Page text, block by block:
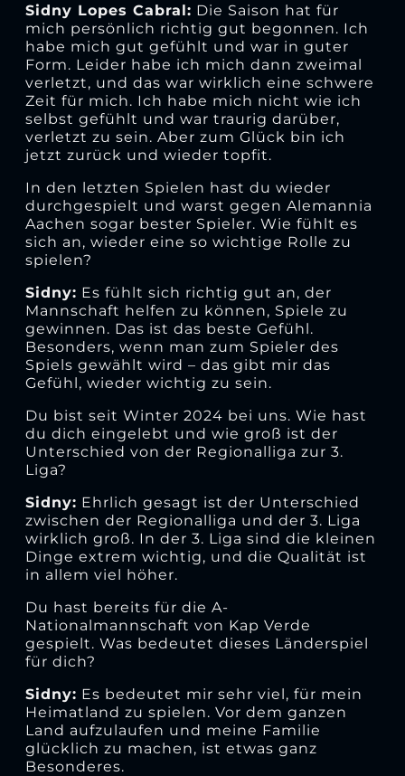
Sidny Lopes Cabral: Die Saison hat für
mich persönlich richtig gut begonnen. Ich
habe mich gut gefühlt und war in guter
Form. Leider habe ich mich dann zweimal
verletzt, und das war wirklich eine schwere
Zeit für mich. Ich habe mich nicht wie ich
selbst gefühlt und war traurig darüber,
verletzt zu sein. Aber zum Glück bin ich
jetzt zurück und wieder topfit.
In den letzten Spielen hast du wieder
durchgespielt und warst gegen Alemannia
Aachen sogar bester Spieler. Wie fühlt es
sich an, wieder eine so wichtige Rolle zu
spielen?
Sidny: Es fühlt sich richtig gut an, der
Mannschaft helfen zu können, Spiele zu
gewinnen. Das ist das beste Gefühl.
Besonders, wenn man zum Spieler des
Spiels gewählt wird – das gibt mir das
Gefühl, wieder wichtig zu sein.
Du bist seit Winter 2024 bei uns. Wie hast
du dich eingelebt und wie groß ist der
Unterschied von der Regionalliga zur 3.
Liga?
Sidny: Ehrlich gesagt ist der Unterschied
zwischen der Regionalliga und der 3. Liga
wirklich groß. In der 3. Liga sind die kleinen
Dinge extrem wichtig, und die Qualität ist
in allem viel höher.
Du hast bereits für die A-
Nationalmannschaft von Kap Verde
gespielt. Was bedeutet dieses Länderspiel
für dich?
Sidny: Es bedeutet mir sehr viel, für mein
Heimatland zu spielen. Vor dem ganzen
Land aufzulaufen und meine Familie
glücklich zu machen, ist etwas ganz
Besonderes.